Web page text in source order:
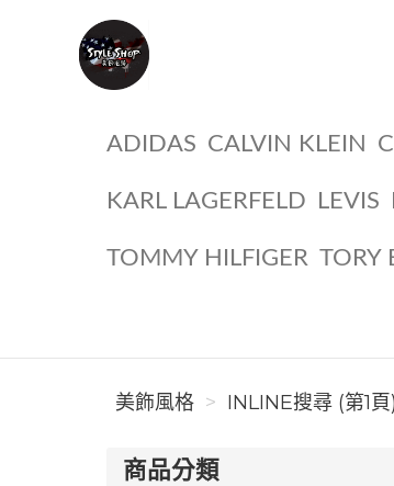
ADIDAS CALVIN KLEIN
KARL LAGERFELD LEVIS
TOMMY HILFIGER TORY
美飾風格 INLINE搜尋 (第1頁)
商品分類